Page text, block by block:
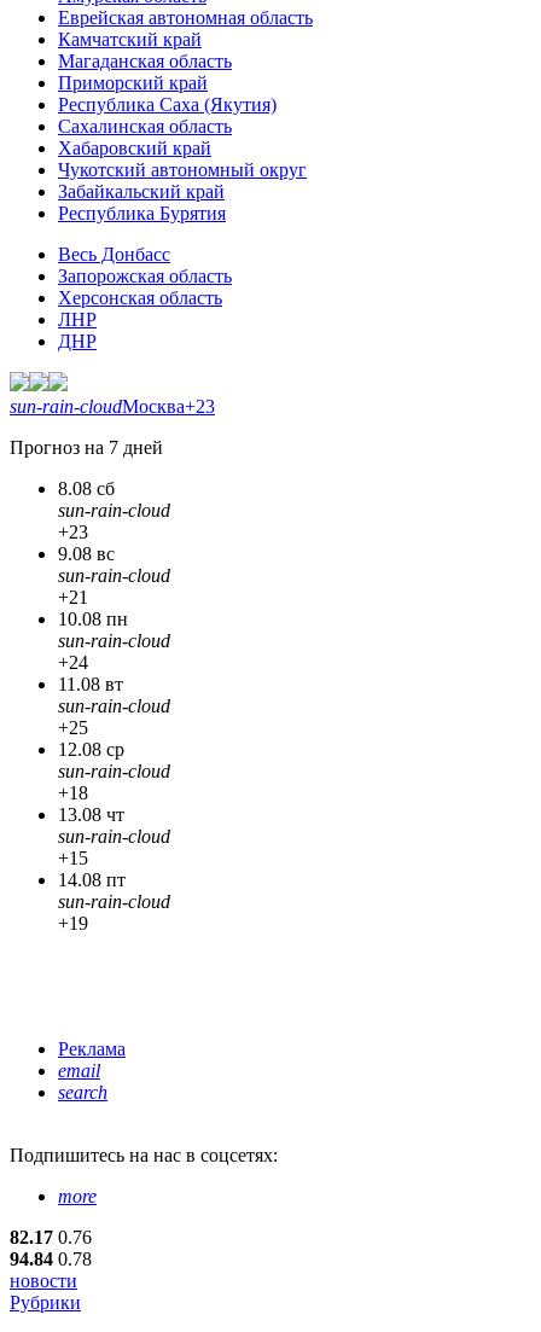
Еврейская автономная область
Камчатский край
Магаданская область
Приморский край
Республика Саха (Якутия)
Сахалинская область
Хабаровский край
Чукотский автономный округ
Забайкальский край
Республика Бурятия
Весь Донбасс
Запорожская область
Херсонская область
ЛНР
ДНР
sun-rain-cloudМосква+23
Прогноз на 7 дней
8.08 сб
sun-rain-cloud
+23
9.08 вс
sun-rain-cloud
+21
10.08 пн
sun-rain-cloud
+24
11.08 вт
sun-rain-cloud
+25
12.08 ср
sun-rain-cloud
+18
13.08 чт
sun-rain-cloud
+15
14.08 пт
sun-rain-cloud
+19
Реклама
email
search
Подпишитесь на нас в соцсетях:
more
82.17 0.76
94.84 0.78
новости
Рубрики